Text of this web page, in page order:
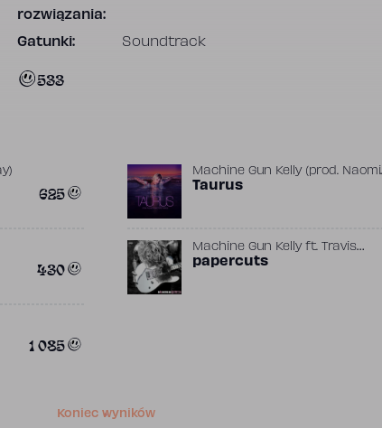
rozwiązania:
Gatunki: Soundtrack
533
)
625
Machine Gun Kelly(prod. Naomi
Wild)
Taurus
430
Machine Gun Kellyft.
Travis
Barker
papercuts
1 085
Koniec wyników